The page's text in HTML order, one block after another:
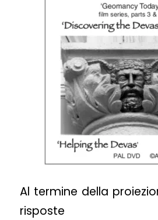
Al termine della
risposte